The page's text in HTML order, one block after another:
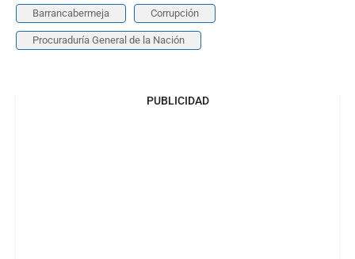
Barrancabermeja Corrupción
Procuraduría General de la Nación
PUBLICIDAD